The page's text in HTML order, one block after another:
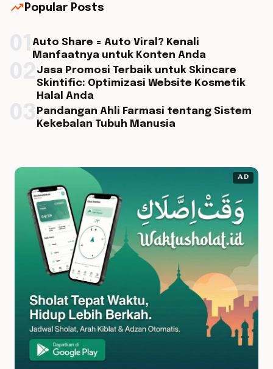
trending_up Popular Posts
Auto Share = Auto Viral? Kenali
Manfaatnya untuk Konten Anda
Jasa Promosi Terbaik untuk Skincare
Skintific: Optimizasi Website Kosmetik
Halal Anda
Pandangan Ahli Farmasi tentang Sistem
Kekebalan Tubuh Manusia
AD